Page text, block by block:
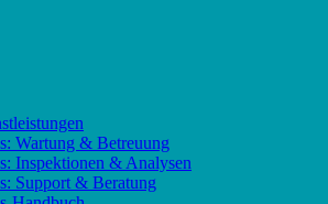
Wartung & Betreuung
Inspektionen & Analysen
Support & Beratung